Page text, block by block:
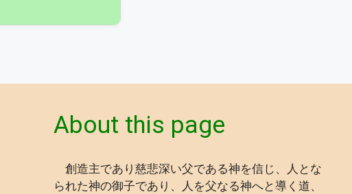
About this page
創造主であり慈悲深い父である神を信じ、人とな
られた神の御子であり、人を父なる神へと導く道、